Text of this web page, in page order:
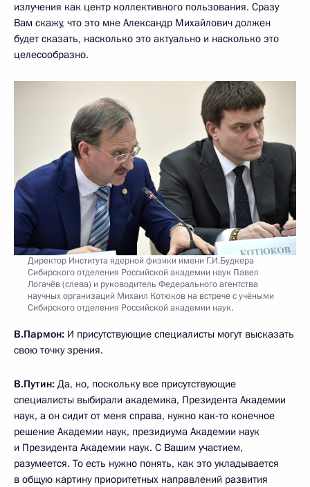
излучения как центр коллективного пользования. Сразу
Вам скажу, что это мне Александр Михайлович должен
будет сказать, насколько это актуально и насколько это
целесообразно.
Директор Института ядерной физики имени Г.И.Будкера
Сибирского отделения Российской академии наук Павел
Логачёв (слева) и руководитель Федерального агентства
научных организаций Михаил Котюков на встрече с учёными
Сибирского отделения Российской академии наук.
В.Пармон: И присутствующие специалисты могут высказать
свою точку зрения.
В.Путин: Да, но, поскольку все присутствующие
специалисты выбирали академика, Президента Академии
наук, а он сидит от меня справа, нужно как‑то конечное
решение Академии наук, президиума Академии наук
и Президента Академии наук. С Вашим участием,
разумеется. То есть нужно понять, как это укладывается
в общую картину приоритетных направлений развития